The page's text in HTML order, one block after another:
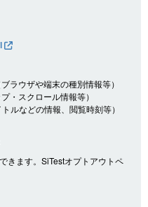
ラウザや端末の種別情報等）
・スクロール情報等）
ルなどの情報、閲覧時刻等）
きます。SiTestオプトアウトペ